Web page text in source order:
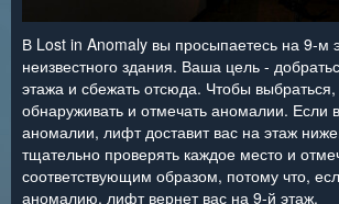
В Lost in Anomaly вы просыпаетесь на 9-м
неизвестного здания. Ваша цель -
этажа и сбежать отсюда. Чтобы
обнаруживать и отмечать аномалии. Если
аномалии, лифт доставит вас на этаж
тщательно проверять каждое место и
соответствующим образом, потому что,
аномалию, лифт вернет вас на 9-й этаж.